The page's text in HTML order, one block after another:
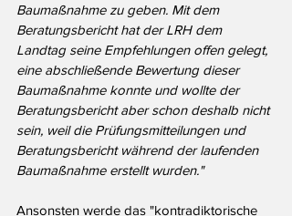
Baumaßnahme zu geben. Mit dem
Beratungsbericht hat der LRH dem
Landtag seine Empfehlungen offen gelegt,
eine abschließende Bewertung dieser
Baumaßnahme konnte und wollte der
Beratungsbericht aber schon deshalb nicht
sein, weil die Prüfungsmitteilungen und
Beratungsbericht während der laufenden
Baumaßnahme erstellt wurden."
Ansonsten werde das "kontradiktorische